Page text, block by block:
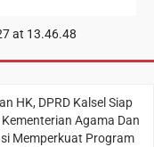
HK, DPRD Kalsel Siap
Agama Dan
Memperkuat Program